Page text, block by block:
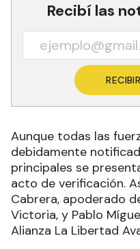
Recibí las
Aunque todas las
debidamente
principales se
acto de verificación.
Cabrera, apoderado
Victoria, y Pablo
Alianza La Libertad